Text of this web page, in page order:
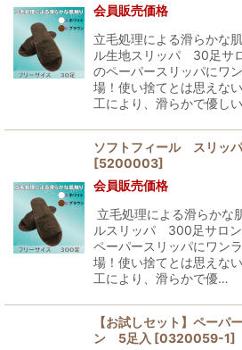
会員販売価格
立毛処理による滑らかな
ル生地スリッパ 30足サ
のペーパースリッパにワ
場！使い捨てとは思えな
工により、滑らかで優し
ソフトフィール スリッ
[5200003]
会員販売価格
立毛処理による滑らかな
ルスリッパ 300足サロ
ペーパースリッパにワン
場！使い捨てとは思えな
工により、滑らかで優…
【お試しセット】ペー
ン 5足入 [0320059-1]